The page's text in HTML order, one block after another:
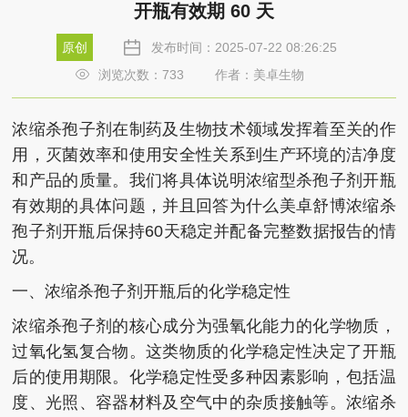
开瓶有效期 60 天
原创
发布时间：2025-07-22 08:26:25
浏览次数：733 作者：美卓生物
浓缩杀孢子剂在制药及生物技术领域发挥着至关的作
用，灭菌效率和使用安全性关系到生产环境的洁净度
和产品的质量。我们将具体说明浓缩型杀孢子剂开瓶
有效期的具体问题，并且回答为什么美卓舒博浓缩杀
孢子剂开瓶后保持60天稳定并配备完整数据报告的情
况。
一、浓缩杀孢子剂开瓶后的化学稳定性
浓缩杀孢子剂的核心成分为强氧化能力的化学物质，
过氧化氢复合物。这类物质的化学稳定性决定了开瓶
后的使用期限。化学稳定性受多种因素影响，包括温
度、光照、容器材料及空气中的杂质接触等。浓缩杀